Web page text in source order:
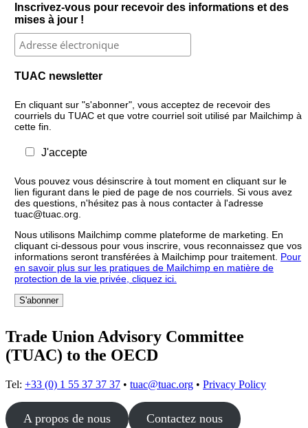
Inscrivez-vous pour recevoir des informations et des
mises à jour !
TUAC newsletter
En cliquant sur "s'abonner", vous acceptez de recevoir des
courriels du TUAC et que votre courriel soit utilisé par Mailchimp à
cette fin.
J'accepte
Vous pouvez vous désinscrire à tout moment en cliquant sur le
lien figurant dans le pied de page de nos courriels. Si vous avez
des questions, n'hésitez pas à nous contacter à l'adresse
tuac@tuac.org.
Nous utilisons Mailchimp comme plateforme de marketing. En
cliquant ci-dessous pour vous inscrire, vous reconnaissez que vos
informations seront transférées à Mailchimp pour traitement. Pour
en savoir plus sur les pratiques de Mailchimp en matière de
protection de la vie privée, cliquez ici.
Trade Union Advisory Committee
(TUAC) to the OECD
Tel: +33 (0) 1 55 37 37 37 • tuac@tuac.org • Privacy Policy
A propos de nous Contactez nous